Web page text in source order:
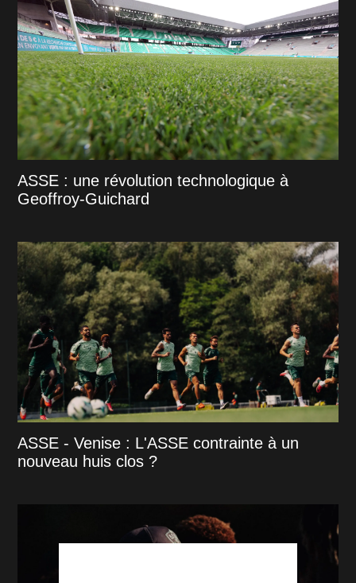
ASSE : une révolution technologique à
Geoffroy-Guichard
ASSE - Venise : L'ASSE contrainte à un
nouveau huis clos ?